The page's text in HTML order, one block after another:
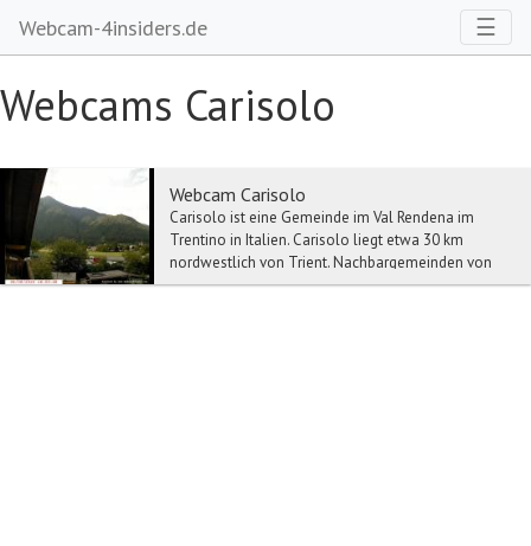
Webcam-4insiders.de ☰
Webcams Carisolo
Webcam Carisolo
Carisolo ist eine Gemeinde im Val Rendena im
Trentino in Italien. Carisolo liegt etwa 30 km
nordwestlich von Trient. Nachbargemeinden von
Carisolo ...